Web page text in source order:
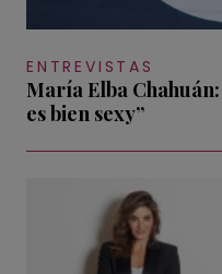
ENTREVISTAS
María Elba
es bien sexy”